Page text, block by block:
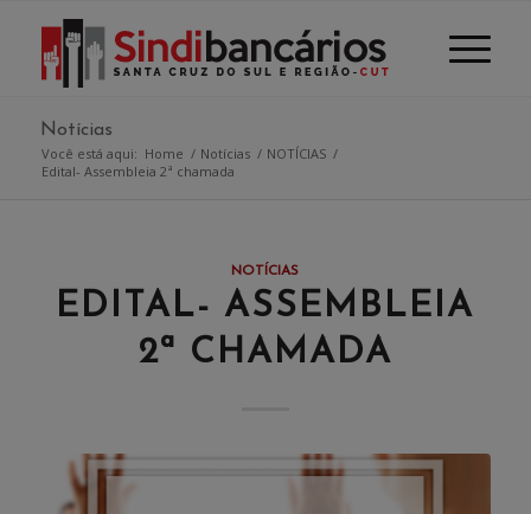
Notícias
Você está aqui: Home / Notícias / NOTÍCIAS /
Edital- Assembleia 2ª chamada
NOTÍCIAS
EDITAL- ASSEMBLEIA
2ª CHAMADA